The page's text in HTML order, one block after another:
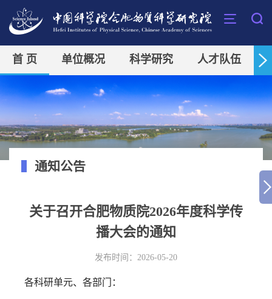
首 页 单位概况 科学研究 人才队伍
通知公告
关于召开合肥物质院2026年度科学传
播大会的通知
发布时间：2026-05-20
各科研单元、各部门：